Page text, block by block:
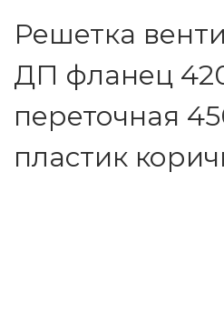
Решетка
ДП фланец
переточная
пластик